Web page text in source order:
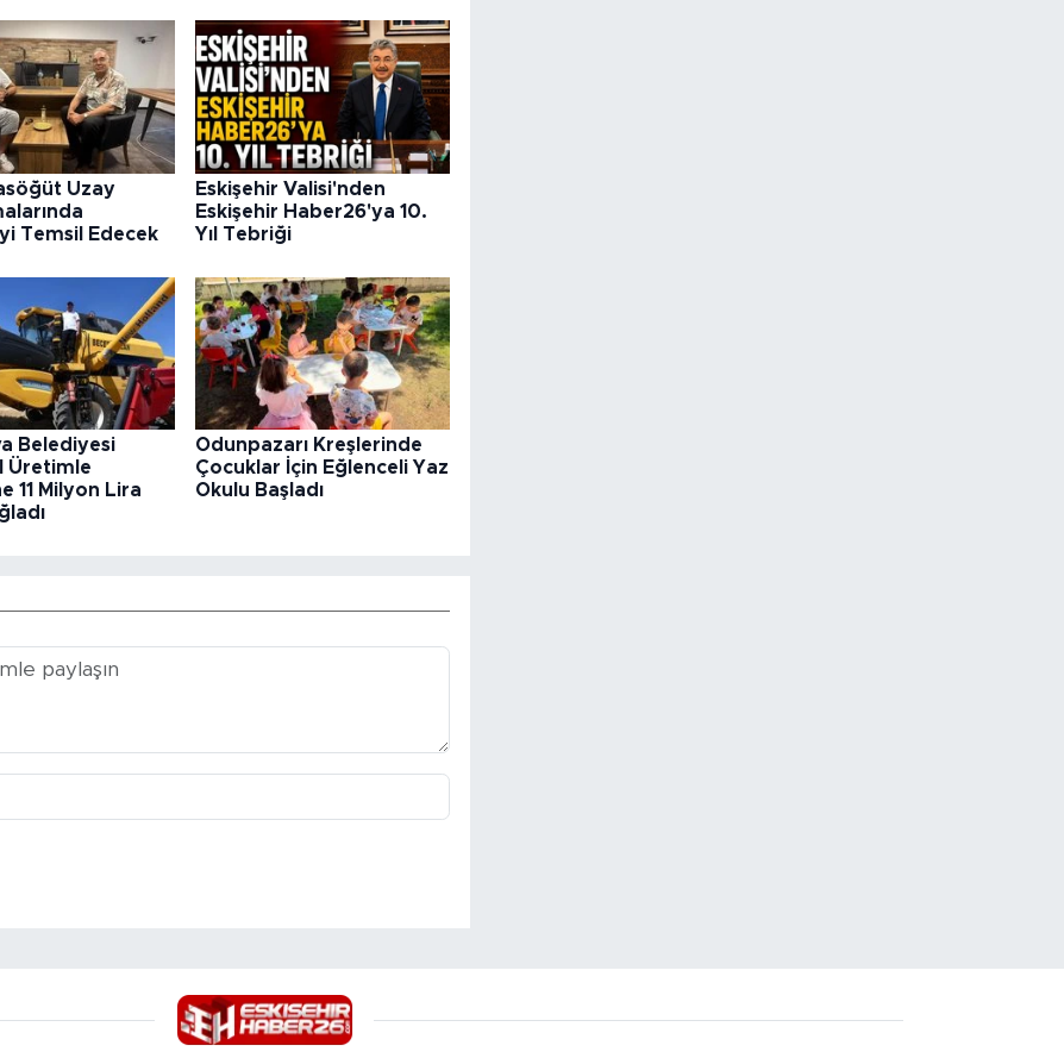
Uzay
Temsil Edecek
Eskişehir Valisi'nden
Eskişehir Haber26'ya 10.
Yıl Tebriği
Belediyesi
Üretimle
11 Milyon Lira
Odunpazarı Kreşlerinde
Çocuklar İçin Eğlenceli Yaz
Okulu Başladı